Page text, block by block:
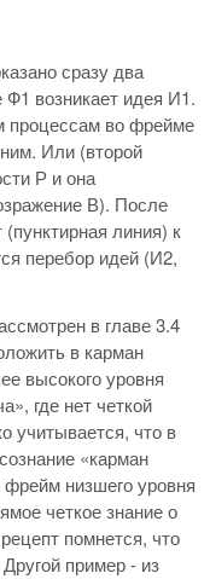
сразу два
возникает идея И1.
процессам во фрейме
Или (второй
Р и она
В). После
линия) к
перебор идей (И2,
в главе 3.4
в карман
высокого уровня
где нет четкой
учитывается, что в
«карман
низшего уровня
четкое знание о
помнется, что
пример - из